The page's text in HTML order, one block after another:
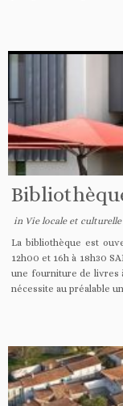
in Vie locale et culturelle
La bibliothèque est
12h00 et 16h à 18h30
une fourniture de livres
nécessite au préalable